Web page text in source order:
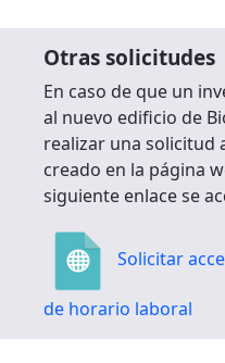
Otras solicitudes
En caso de que un
al nuevo edificio de
realizar una solicitud
creado en la página
siguiente enlace se
Solicitar
de horario laboral